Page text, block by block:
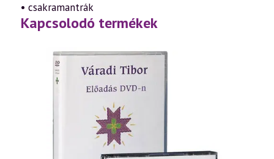
• csakramantrák
Kapcsolodó termékek